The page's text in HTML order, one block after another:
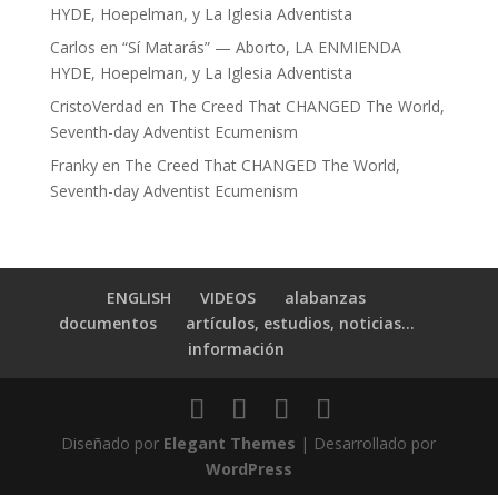
HYDE, Hoepelman, y La Iglesia Adventista
Carlos en “Sí Matarás” — Aborto, LA ENMIENDA
HYDE, Hoepelman, y La Iglesia Adventista
CristoVerdad en The Creed That CHANGED The World,
Seventh-day Adventist Ecumenism
Frankyen The Creed That CHANGED The World,
Seventh-day Adventist Ecumenism
ENGLISH VIDEOS
alabanzas
documentos
artículos, estudios, noticias…
información
Diseñado por Elegant Themes | Desarrollado por
WordPress